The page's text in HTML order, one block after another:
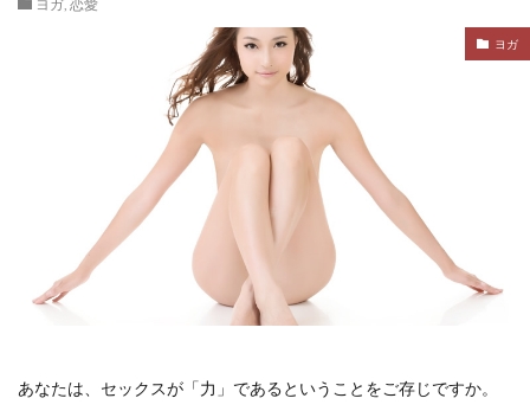
ヨガ, 恋愛
ヨガ
あなたは、セックスが「力」であるということをご存じですか。